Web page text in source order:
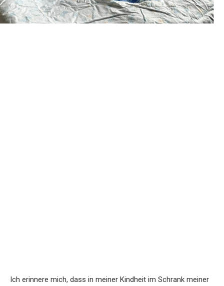
Ich erinnere mich, dass in meiner Kindheit im Schrank meiner